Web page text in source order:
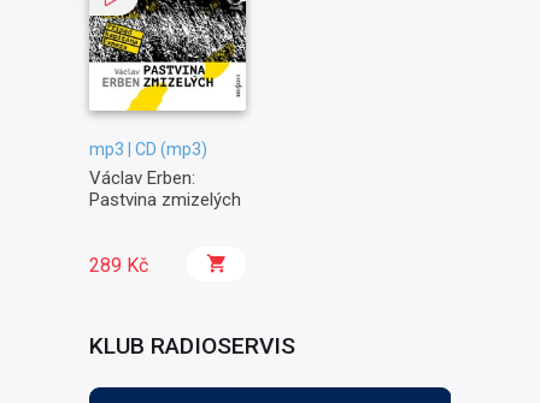
mp3 | CD (mp3)
Václav Erben:
Pastvina zmizelých
289 Kč
KLUB RADIOSERVIS